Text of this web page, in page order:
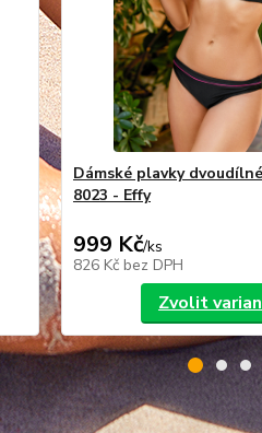
Dámské plavky
8023 - Effy
999 Kč/ks
826 Kč bez DPH
Zvolit